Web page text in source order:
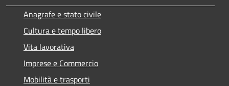
Anagrafe e stato civile
Cultura e tempo libero
Vita lavorativa
Imprese e Commercio
Mobilità e trasporti